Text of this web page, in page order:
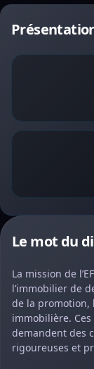
Le mot du
La mission de
l’immobilier de
de la promotion,
immobilière.
demandent des
rigoureuses et